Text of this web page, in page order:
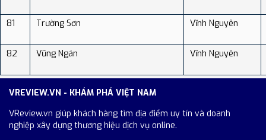
81 Trường Sơn Vĩnh Nguyên
82 Vũng Ngán Vĩnh Nguyên
VREVIEW.VN - KHÁM PHÁ VIỆT NAM
VReview.vn giúp khách hàng tìm địa điểm uy tín và doanh
nghiệp xây dựng thương hiệu dịch vụ online.